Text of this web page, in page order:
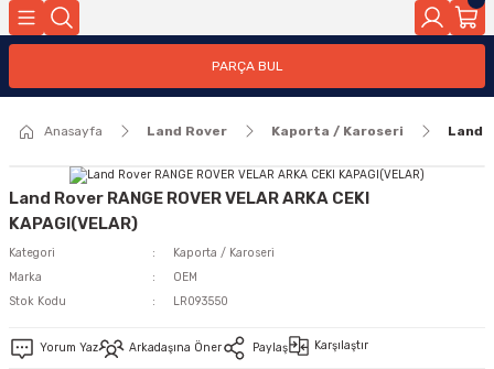
PARÇA BUL
Anasayfa Land Rover Kaporta / Karoseri Land
Land Rover RANGE ROVER VELAR ARKA CEKI
KAPAGI(VELAR)
Kategori
Kaporta / Karoseri
Marka
OEM
Stok Kodu
LR093550
Yorum Yaz Arkadaşına Öner Paylaş Karşılaştır